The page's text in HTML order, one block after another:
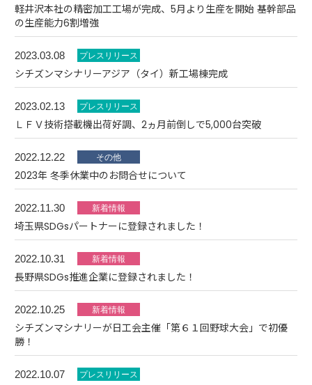
軽井沢本社の精密加工工場が完成、5月より生産を開始 基幹部品
の生産能力6割増強
2023.03.08
シチズンマシナリーアジア（タイ）新工場棟完成
2023.02.13
ＬＦＶ技術搭載機出荷好調、2ヵ月前倒しで5,000台突破
2022.12.22
2023年 冬季休業中のお問合せについて
2022.11.30
埼玉県SDGsパートナーに登録されました！
2022.10.31
長野県SDGs推進企業に登録されました！
2022.10.25
シチズンマシナリーが日工会主催「第６１回野球大会」で初優
勝！
2022.10.07